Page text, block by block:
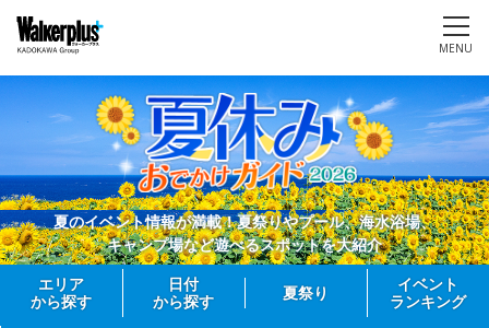
MENU
夏のイベント情報が満載！夏祭りやプール、海水浴場、
キャンプ場など遊べるスポットを大紹介
エリア
から探す
日付
から探す
夏祭り
イベント
ランキング